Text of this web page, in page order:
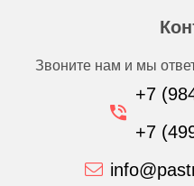
Звоните нам и мы
+7
+7